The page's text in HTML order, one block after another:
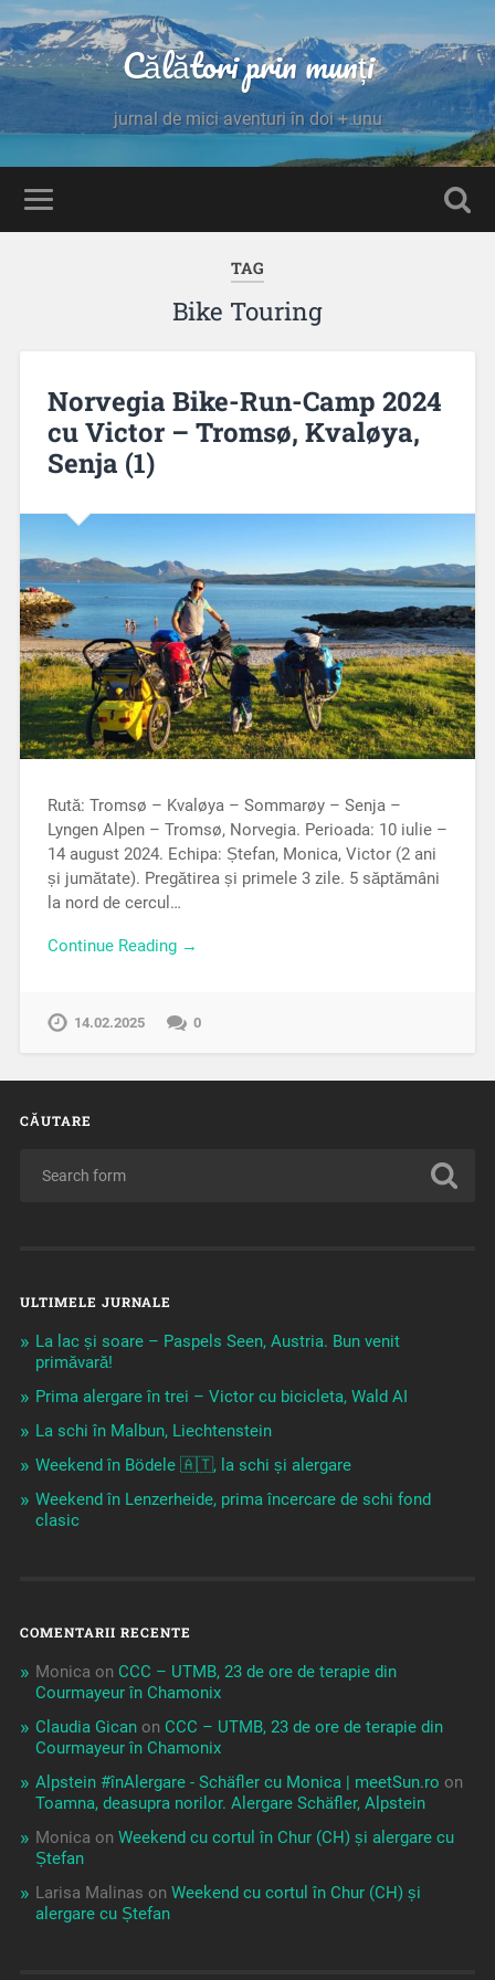
Călători prin munți
jurnal de mici aventuri în doi + unu
TAG
Bike Touring
Norvegia Bike-Run-Camp 2024
cu Victor – Tromsø, Kvaløya,
Senja (1)
Rută: Tromsø – Kvaløya – Sommarøy – Senja –
Lyngen Alpen – Tromsø, Norvegia. Perioada: 10 iulie –
14 august 2024. Echipa: Ștefan, Monica, Victor (2 ani
și jumătate). Pregătirea și primele 3 zile. 5 săptămâni
la nord de cercul…
Continue Reading →
14.02.2025 0
CĂUTARE
ULTIMELE JURNALE
La lac și soare – Paspels Seen, Austria. Bun venit
primăvară!
Prima alergare în trei – Victor cu bicicleta, Wald AI
La schi în Malbun, Liechtenstein
Weekend în Bödele 🇦🇹, la schi și alergare
Weekend în Lenzerheide, prima încercare de schi fond
clasic
COMENTARII RECENTE
Monica on CCC – UTMB, 23 de ore de terapie din
Courmayeur în Chamonix
Claudia Gicanon CCC – UTMB, 23 de ore de terapie din
Courmayeur în Chamonix
Alpstein #înAlergare - Schäfler cu Monica | meetSun.ro on
Toamna, deasupra norilor. Alergare Schäfler, Alpstein
Monica on Weekend cu cortul în Chur (CH) și alergare cu
Ștefan
Larisa Malinas on Weekend cu cortul în Chur (CH) și
alergare cu Ștefan